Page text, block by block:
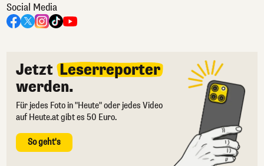
Social Media
Jetzt Leserreporter
werden.
Für jedes Foto in "Heute" oder jedes Video
auf Heute.at gibt es 50 Euro.
So geht's